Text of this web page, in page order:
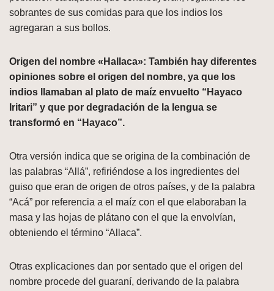
sobrantes de sus comidas para que los indios los
agregaran a sus bollos.
Origen del nombre «Hallaca»: También hay diferentes
opiniones sobre el origen del nombre, ya que los
indios llamaban al plato de maíz envuelto “Hayaco
Iritari” y que por degradación de la lengua se
transformó en “Hayaco”.
Otra versión indica que se origina de la combinación de
las palabras “Allá”, refiriéndose a los ingredientes del
guiso que eran de origen de otros países, y de la palabra
“Acá” por referencia a el maíz con el que elaboraban la
masa y las hojas de plátano con el que la envolvían,
obteniendo el término “Allaca”.
Otras explicaciones dan por sentado que el origen del
nombre procede del guaraní, derivando de la palabra